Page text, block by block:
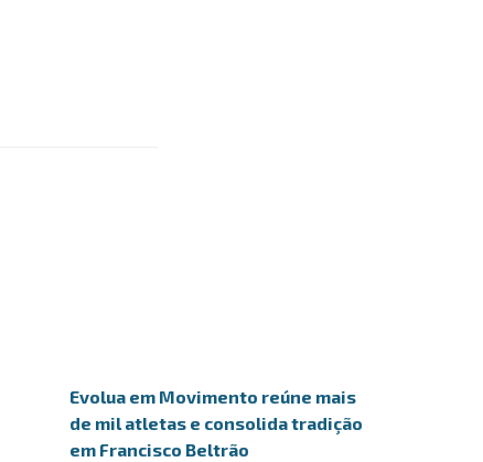
Evolua em Movimento reúne mais
de mil atletas e consolida tradição
em Francisco Beltrão